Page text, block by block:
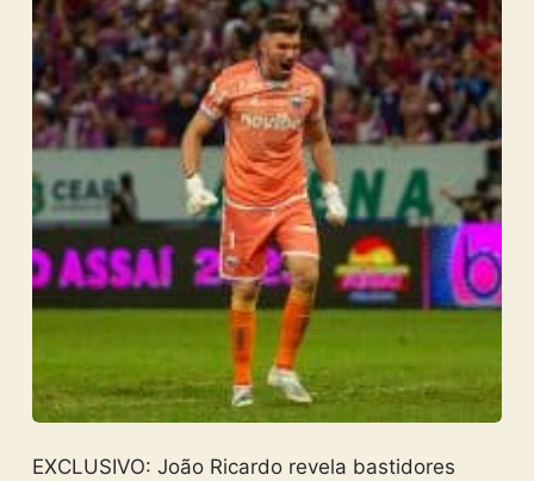
EXCLUSIVO: João Ricardo revela bastidores